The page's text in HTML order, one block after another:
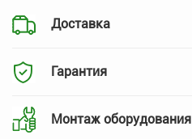
Доставка
Гарантия
Монтаж оборудования